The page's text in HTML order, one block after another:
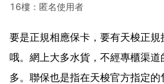
16樓：匿名使用者
要是正規相應保卡，要有天梭正
哦。網上大多水貨，不經專櫃渠道
多。聯保也是指在天梭官方指定的